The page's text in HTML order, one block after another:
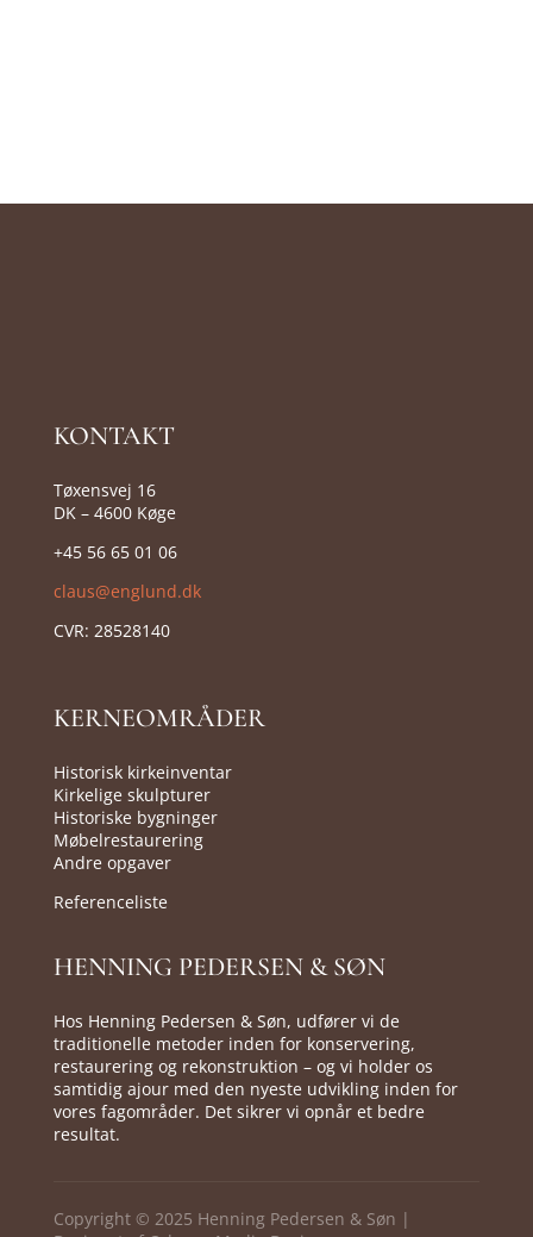
KONTAKT
Tøxensvej 16
DK – 4600 Køge
+45 56 65 01 06
claus@englund.dk
CVR: 28528140
KERNEOMRÅDER
Historisk kirkeinventar
Kirkelige skulpturer
Historiske bygninger
Møbelrestaurering
Andre opgaver
Referenceliste
HENNING PEDERSEN & SØN
Hos Henning Pedersen & Søn, udfører vi de
traditionelle metoder inden for konservering,
restaurering og rekonstruktion – og vi holder os
samtidig ajour med den nyeste udvikling inden for
vores fagområder. Det sikrer vi opnår et bedre
resultat.
Copyright © 2025 Henning Pedersen & Søn |